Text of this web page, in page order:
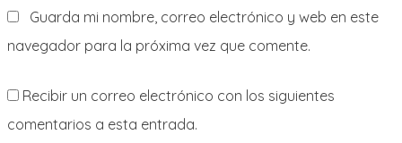
Guarda mi nombre, correo electrónico y web en este
navegador para la próxima vez que comente.
Recibir un correo electrónico con los siguientes
comentarios a esta entrada.